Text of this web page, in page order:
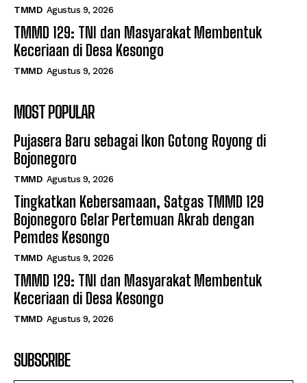
TMMD Agustus 9, 2026
TMMD 129: TNI dan Masyarakat Membentuk
Keceriaan di Desa Kesongo
TMMD Agustus 9, 2026
MOST POPULAR
Pujasera Baru sebagai Ikon Gotong Royong di
Bojonegoro
TMMD Agustus 9, 2026
Tingkatkan Kebersamaan, Satgas TMMD 129
Bojonegoro Gelar Pertemuan Akrab dengan
Pemdes Kesongo
TMMD Agustus 9, 2026
TMMD 129: TNI dan Masyarakat Membentuk
Keceriaan di Desa Kesongo
TMMD Agustus 9, 2026
SUBSCRIBE